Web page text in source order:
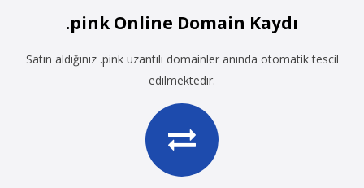
.pink Online Domain Kaydı
Satın aldığınız .pink uzantılı domainler anında otomatik tescil
edilmektedir.